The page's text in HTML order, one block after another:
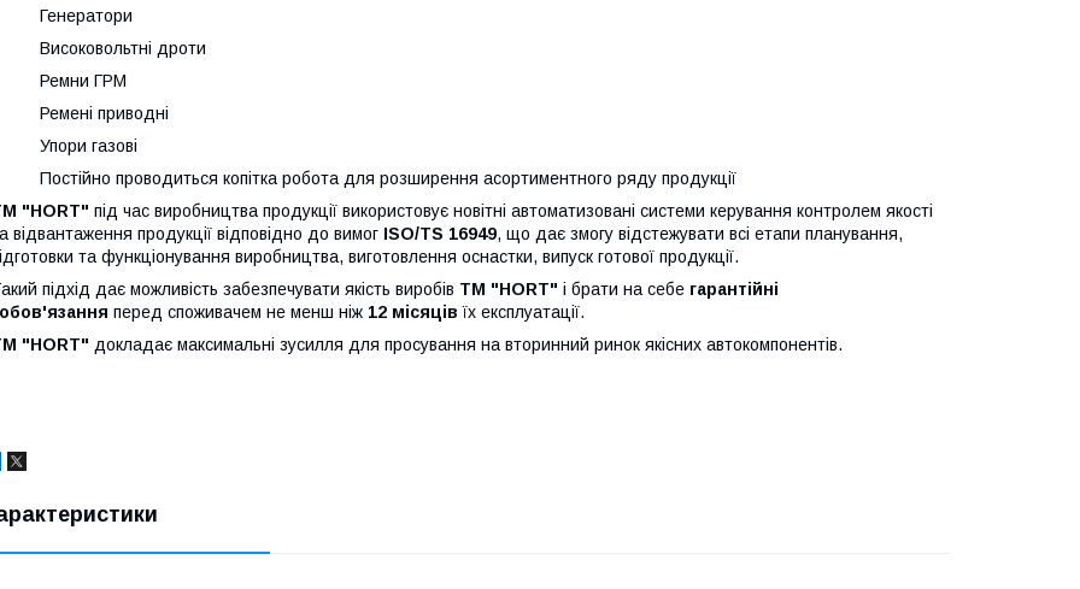
Генератори
Високовольтні дроти
Ремни ГРМ
Ремені приводні
Упори газові
Постійно проводиться копітка робота для розширення асортиментного ряду продукції
"HORT" під час виробництва продукції використовує новітні автоматизовані системи керування контролем якості
відвантаження продукції відповідно до вимог ISO/TS 16949, що дає змогу відстежувати всі етапи планування,
та функціонування виробництва, виготовлення оснастки, випуск готової продукції.
підхід дає можливість забезпечувати якість виробів TM "HORT" і брати на себе гарантійні
перед споживачем не менш ніж 12 місяцівїх експлуатації.
"HORT" докладає максимальні зусилля для просування на вторинний ринок якісних автокомпонентів.